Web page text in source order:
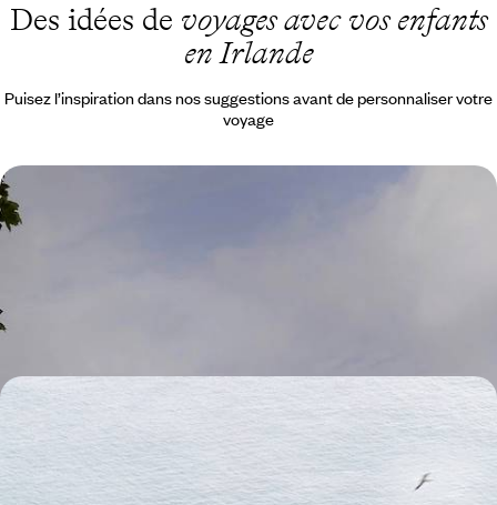
Des idées de voyages avec vos enfants
en Irlande
Puisez l’inspiration dans nos suggestions avant de personnaliser votre
voyage
Family-trip de Belfast au Donegal - Au nord, la
campagne irlandaise en cottage
8 jours, de 1800 à 2600 €
En famille par les landes et les falaises - L'Irlande au
grand air
Dublin, comté de Clare et Connemara : le meilleur de l’Irlande pour
parents et enfants